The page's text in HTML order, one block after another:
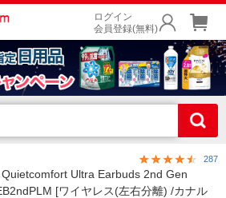
ログイン
会員登録(無料)
287
Ultra Earbuds 2nd Gen
[ワイヤレス(左右分離) /カナル